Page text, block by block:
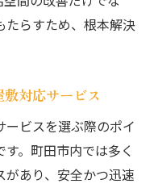
たらすため、根本解決
対応サービス
ビスを選ぶ際のポイ
。町田市内では多く
あり、安全かつ迅速